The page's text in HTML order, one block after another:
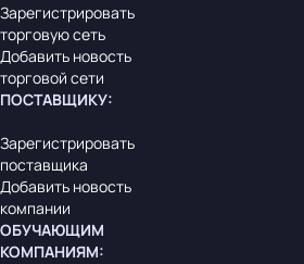
Зарегистрировать
торговую сеть
Добавить новость
торговой сети
ПОСТАВЩИКУ:
Зарегистрировать
поставщика
Добавить новость
компании
ОБУЧАЮЩИМ
КОМПАНИЯМ: